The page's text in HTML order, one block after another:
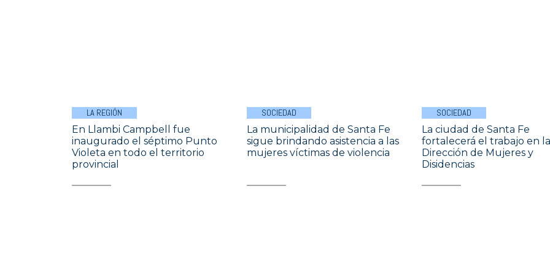
LA REGIÓN
En Llambi Campbell fue
inaugurado el séptimo Punto
Violeta en todo el territorio
provincial
SOCIEDAD
La municipalidad de Santa Fe
sigue brindando asistencia a las
mujeres víctimas de violencia
SOCIEDAD
La ciudad de Santa Fe
fortalecerá el trabajo en la
Dirección de Mujeres y
Disidencias